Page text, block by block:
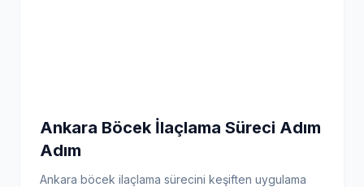
Ankara Böcek İlaçlama Süreci Adım
Adım
Ankara böcek ilaçlama sürecini keşiften uygulama